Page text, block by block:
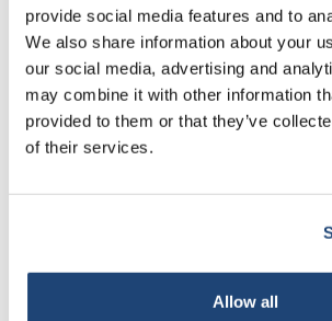
provide social media features and to
We also share information about your
our social media, advertising and
may combine it with other information
provided to them or that they’ve
of their services.
Allow all
All in cart
Staffelkorting
Sign up for our newsletter to stay
our new products, and receive a 10%
your next purchase for all chemical
our own brand 😀
Your discount applies to orders